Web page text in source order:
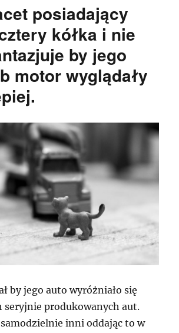
posiadający
kółka i nie
by jego
motor wyglądały
by jego auto wyróżniało się
seryjnie produkowanych aut.
inni oddając to w